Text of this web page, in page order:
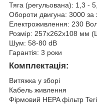
Тяга (регульована): 1,3 -
Обороти двигуна: 3000 за
Електроживлення: 230
Розмір: 257х262х108 мм
Шум: 58-80 dB
Гарантія: 3 роки
Комплектація:
Витяжка у зборі
Кабель живлення
Фірмовий HEPA фільтр Teri